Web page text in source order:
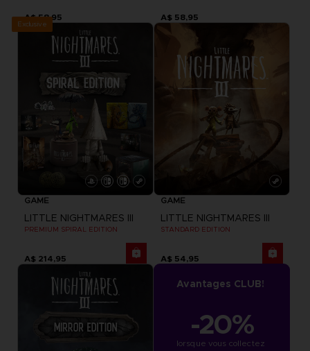
A$ 58,95 A$ 58,95
Exclusive
GAME
LITTLE NIGHTMARES III
PREMIUM SPIRAL EDITION
A$ 214,95
GAME
LITTLE NIGHTMARES III
STANDARD EDITION
A$ 54,95
Avantages CLUB!
-20%
lorsque vous collectez